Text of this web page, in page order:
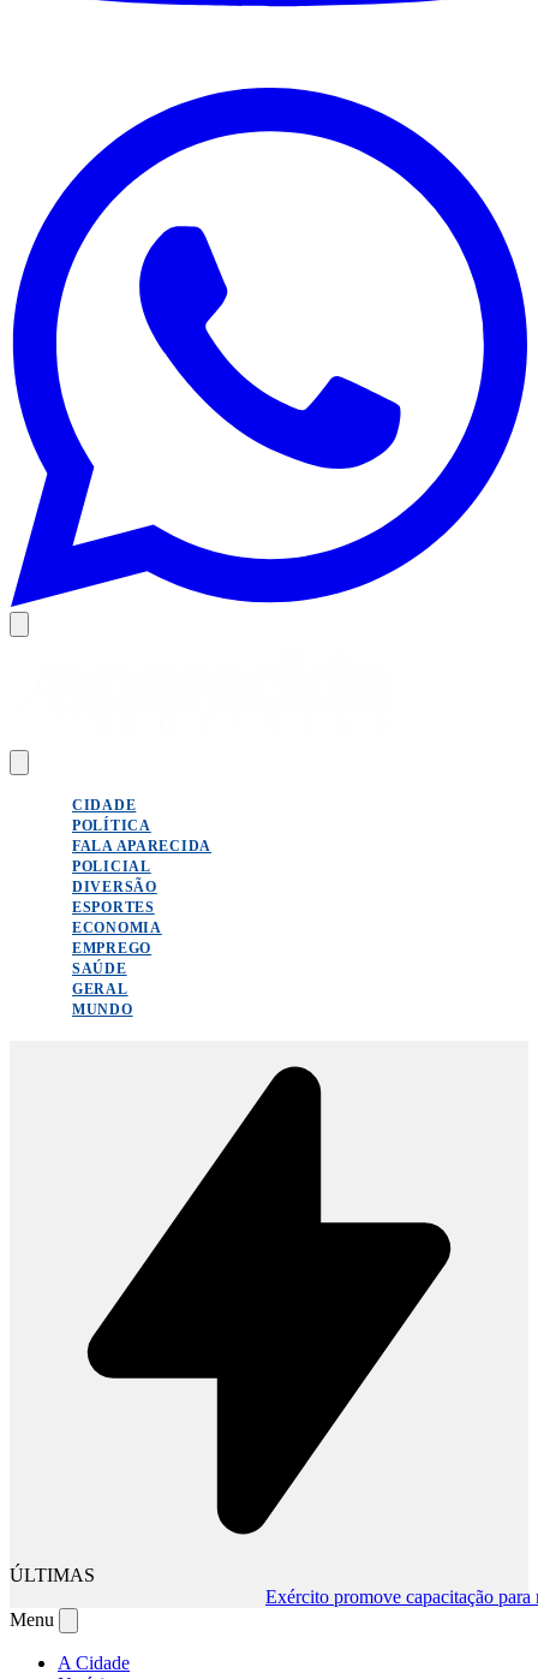
CIDADE
POLÍTICA
FALA APARECIDA
POLICIAL
DIVERSÃO
ESPORTES
ECONOMIA
EMPREGO
SAÚDE
GERAL
MUNDO
ÚLTIMAS
Exército promove capacitação para
Menu
A Cidade